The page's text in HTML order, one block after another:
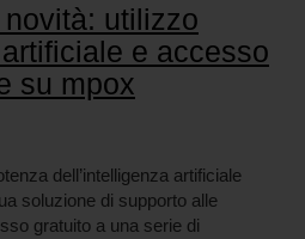
utilizzo
e accesso
su mpox
dell’intelligenza artificiale
soluzione di supporto alle
gratuito a una serie di